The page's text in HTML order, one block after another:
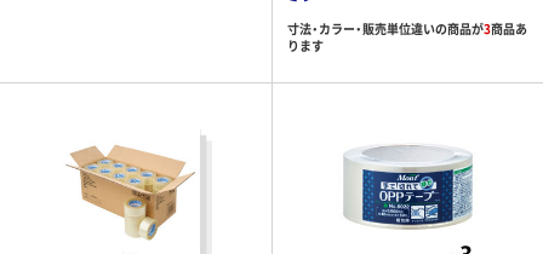
寸法・カラー・販売単位違いの商品が3商品あ
ります